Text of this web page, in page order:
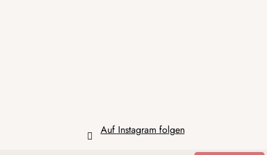
Auf Instagram folgen